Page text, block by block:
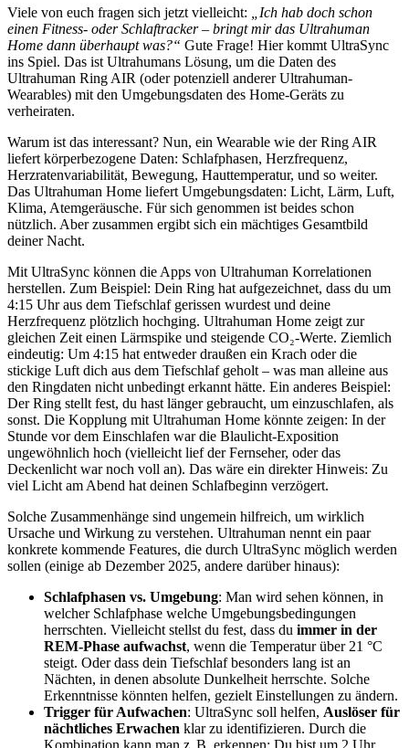
Viele von euch fragen sich jetzt vielleicht:
„Ich hab doch schon
einen Fitness- oder Schlaftracker – bringt mir das Ultrahuman
Home dann überhaupt was?“ Gute Frage! Hier kommt UltraSync
ins Spiel. Das ist Ultrahumans Lösung, um die Daten des
Ultrahuman Ring AIR (oder potenziell anderer Ultrahuman-
Wearables) mit den Umgebungsdaten des Home-Geräts zu
verheiraten.
Warum ist das interessant? Nun, ein Wearable wie der Ring AIR
liefert körperbezogene Daten: Schlafphasen, Herzfrequenz,
Herzratenvariabilität, Bewegung, Hauttemperatur, und so weiter.
Das Ultrahuman Home liefert Umgebungsdaten: Licht, Lärm, Luft,
Klima, Atemgeräusche. Für sich genommen ist beides schon
nützlich. Aber zusammen ergibt sich ein mächtiges Gesamtbild
deiner Nacht.
Mit UltraSync können die Apps von Ultrahuman Korrelationen
herstellen. Zum Beispiel: Dein Ring hat aufgezeichnet, dass du um
4:15 Uhr aus dem Tiefschlaf gerissen wurdest und deine
Herzfrequenz plötzlich hochging. Ultrahuman Home zeigt zur
gleichen Zeit einen Lärmspike und steigende CO₂-Werte. Ziemlich
eindeutig: Um 4:15 hat entweder draußen ein Krach oder die
stickige Luft dich aus dem Tiefschlaf geholt – was man alleine aus
den Ringdaten nicht unbedingt erkannt hätte. Ein anderes Beispiel:
Der Ring stellt fest, du hast länger gebraucht, um einzuschlafen, als
sonst. Die Kopplung mit Ultrahuman Home könnte zeigen: In der
Stunde vor dem Einschlafen war die Blaulicht-Exposition
ungewöhnlich hoch (vielleicht lief der Fernseher, oder das
Deckenlicht war noch voll an). Das wäre ein direkter Hinweis: Zu
viel Licht am Abend hat deinen Schlafbeginn verzögert.
Solche Zusammenhänge sind ungemein hilfreich, um wirklich
Ursache und Wirkung zu verstehen. Ultrahuman nennt ein paar
konkrete kommende Features, die durch UltraSync möglich werden
sollen (einige ab Dezember 2025, andere darüber hinaus):
Schlafphasen vs. Umgebung: Man wird sehen können, in
welcher Schlafphase welche Umgebungsbedingungen
herrschten. Vielleicht stellst du fest, dass du immer in der
REM-Phase aufwachst, wenn die Temperatur über 21 °C
steigt. Oder dass dein Tiefschlaf besonders lang ist an
Nächten, in denen absolute Dunkelheit herrschte. Solche
Erkenntnisse könnten helfen, gezielt Einstellungen zu ändern.
Trigger für Aufwachen: UltraSync soll helfen, Auslöser für
nächtliches Erwachen klar zu identifizieren. Durch die